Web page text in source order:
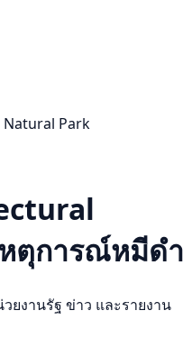
Park
ตุการณ์หมีดำ
งานรัฐ ข่าว และรายงาน